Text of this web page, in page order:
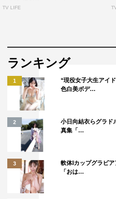
TV LIFE
ランキング
1
“現役女子大生アイ
色白美ボデ…
2
小日向結衣らグラド
真集「…
3
軟体Iカップグラビ
「おは…